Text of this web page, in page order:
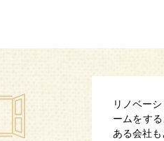
リノベー
ームをす
ある会社